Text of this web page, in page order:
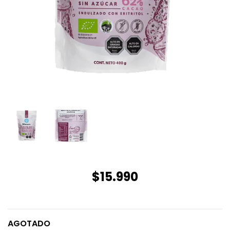
$15.990
AGOTADO